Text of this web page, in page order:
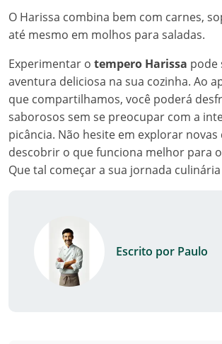
O Harissa combina bem com carnes,
até mesmo em molhos para saladas.
Experimentar o tempero Harissa pode
aventura deliciosa na sua cozinha. Ao
que compartilhamos, você poderá
saborosos sem se preocupar com a
picância. Não hesite em explorar
descobrir o que funciona melhor para
Que tal começar a sua jornada
Escrito por Paulo